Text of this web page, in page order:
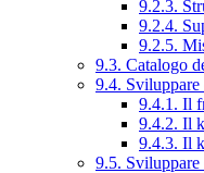
9.2.3.
9.2.4.
9.2.5.
9.3. Catalogo
9.4. Sviluppare
9.4.1. Il
9.4.2. Il
9.4.3. Il
9.5.